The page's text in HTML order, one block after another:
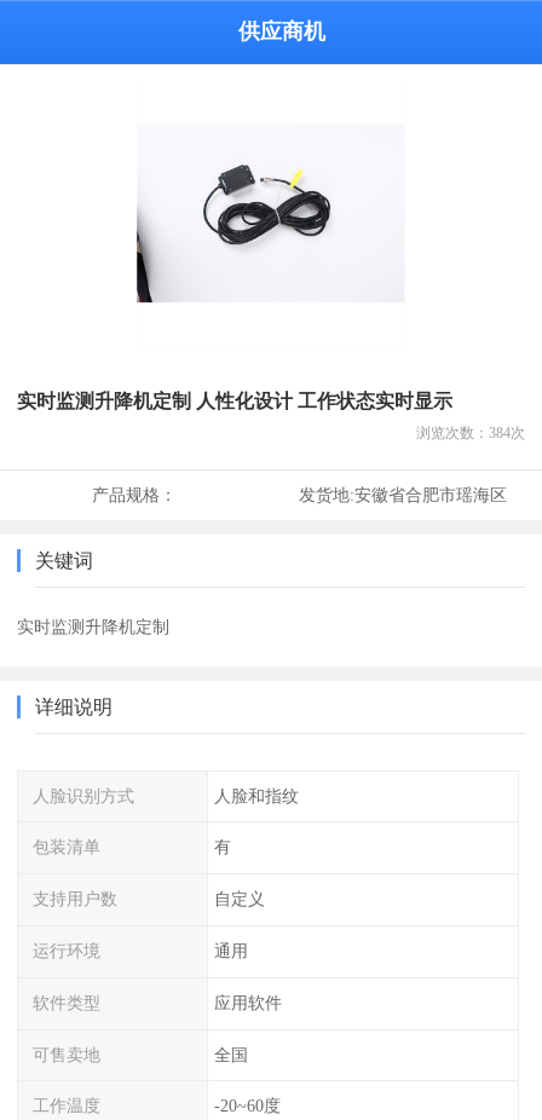
供应商机
实时监测升降机定制 人性化设计 工作状态实时显示
浏览次数： 384次
产品规格： 发货地:安徽省合肥市瑶海区
关键词
实时监测升降机定制
详细说明
人脸识别方式 人脸和指纹
包装清单 有
支持用户数 自定义
运行环境 通用
软件类型 应用软件
可售卖地 全国
工作温度 -20~60度